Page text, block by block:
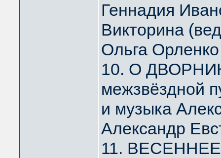
Геннадия
Викторина
Ольга Орленко
10. О
межзвёздной
и музыка
Александр
11. ВЕСЕННЕЕ